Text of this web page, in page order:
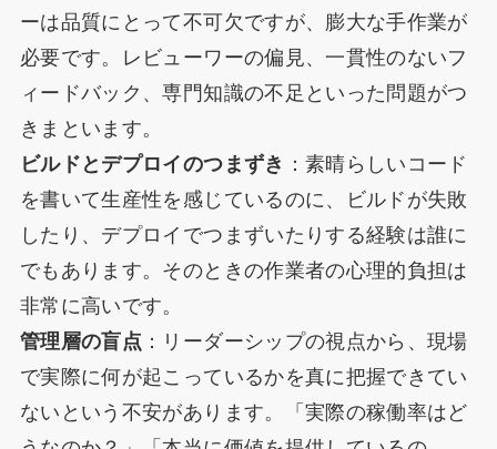
ーは品質にとって不可欠ですが、膨大な手作業が
必要です。レビューワーの偏見、一貫性のないフ
ィードバック、専門知識の不足といった問題がつ
きまといます。
ビルドとデプロイのつまずき ：素晴らしいコード
を書いて生産性を感じているのに、ビルドが失敗
したり、デプロイでつまずいたりする経験は誰に
でもあります。そのときの作業者の心理的負担は
非常に高いです。
管理層の盲点 ：リーダーシップの視点から、現場
で実際に何が起こっているかを真に把握できてい
ないという不安があります。「実際の稼働率はど